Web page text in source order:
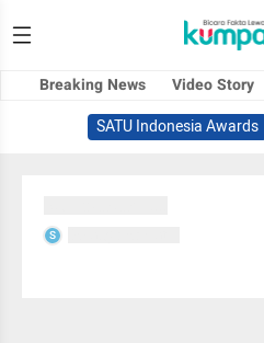
Breaking News Video Story
SATU Indonesia Awards
S